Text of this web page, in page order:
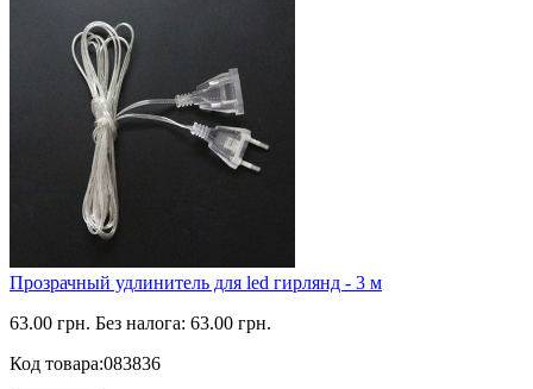
Прозрачный удлинитель для led гирлянд - 3 м
63.00 грн. Без налога: 63.00 грн.
Код товара:083836